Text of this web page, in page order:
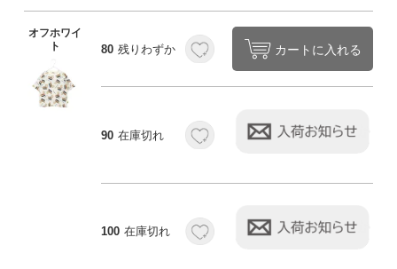
オフホワイ
ト
80 残りわずか カートに入れる
90 在庫切れ
100 在庫切れ